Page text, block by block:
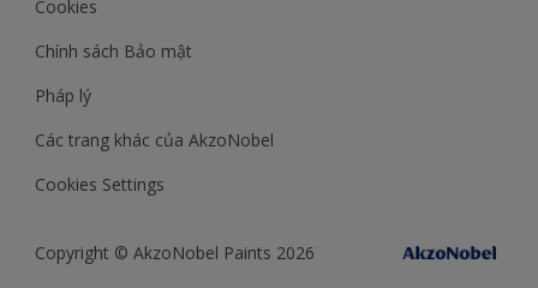
Cookies
Chính sách Bảo mật
Pháp lý
Các trang khác của AkzoNobel
Cookies Settings
Copyright © AkzoNobel Paints 2026